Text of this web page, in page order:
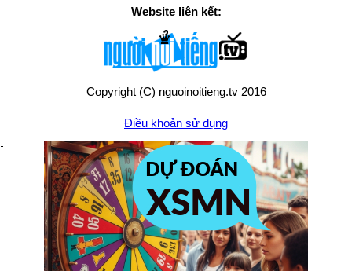
Website liên kết:
Copyright (C) nguoinoitieng.tv 2016
Điều khoản sử dụng
Chính sách quyền riêng tư
Liên hệ:mail.nguoinoitieng.tv@gmail.com